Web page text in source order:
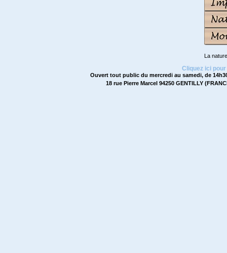
La
Cliquez ici
Ouvert tout public du mercredi au samedi, de
18 rue Pierre Marcel 94250 GENTILLY